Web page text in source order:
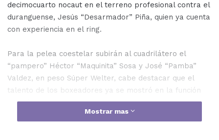
decimocuarto nocaut en el terreno profesional contra el
duranguense, Jesús “Desarmador” Piña, quien ya cuenta
con experiencia en el ring.
Para la pelea coestelar subirán al cuadrilátero el
“pampero” Héctor “Maquinita” Sosa y José “Pamba”
Valdez, en peso Súper Welter, cabe destacar que el
talento de los boxeadores ya se mostró en la función
pasada.
Mostrar mas